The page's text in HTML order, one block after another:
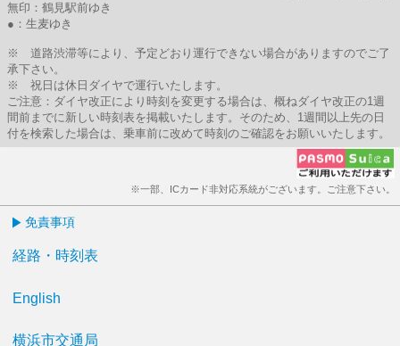
無印：鶴見駅前ゆき
●：生麦ゆき
※ 道路渋滞等により、予定どおり運行できない場合がありますのでご了
承下さい。
※ 祝日は休日ダイヤで運行いたします。
ご注意：ダイヤ改正により時刻を変更する場合は、概ねダイヤ改正の1週
間前までに新しい時刻表を掲載いたします。そのため、1週間以上先の日
付を検索した場合は、乗車前に改めて時刻のご確認をお願いいたします。
※一部、ICカード非対応系統がございます。ご注意下さい。
免責事項
経路・時刻表
English
横浜市交通局